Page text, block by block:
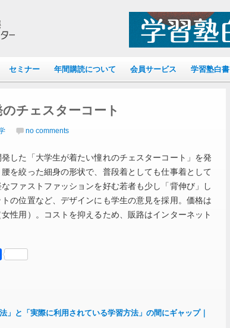
セミナー 年間購読について 会員サービス 学習塾白書
チェスターコート
no comments
した「大学生が着たい憧れのチェスターコート」を発
を絞った細身の形状で、普段着としても仕事着として
ファストファッションを好む若者も少し「背伸び」し
の位置など、デザインにも学生の意見を採用。価格は
性用）。コストを抑えるため、販路はインターネット
共
」と「実際に利用されている学習方法」の間にギャップ｜